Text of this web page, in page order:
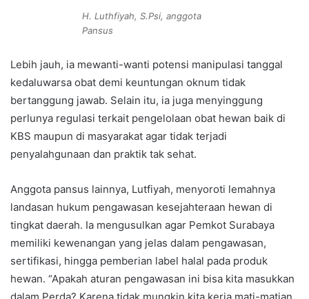
H. Luthfiyah, S.Psi, anggota
Pansus
Lebih jauh, ia mewanti-wanti potensi manipulasi tanggal
kedaluwarsa obat demi keuntungan oknum tidak
bertanggung jawab. Selain itu, ia juga menyinggung
perlunya regulasi terkait pengelolaan obat hewan baik di
KBS maupun di masyarakat agar tidak terjadi
penyalahgunaan dan praktik tak sehat.
Anggota pansus lainnya, Lutfiyah, menyoroti lemahnya
landasan hukum pengawasan kesejahteraan hewan di
tingkat daerah. Ia mengusulkan agar Pemkot Surabaya
memiliki kewenangan yang jelas dalam pengawasan,
sertifikasi, hingga pemberian label halal pada produk
hewan. “Apakah aturan pengawasan ini bisa kita masukkan